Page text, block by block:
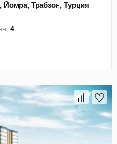
Йомра, Трабзон, Турция
4